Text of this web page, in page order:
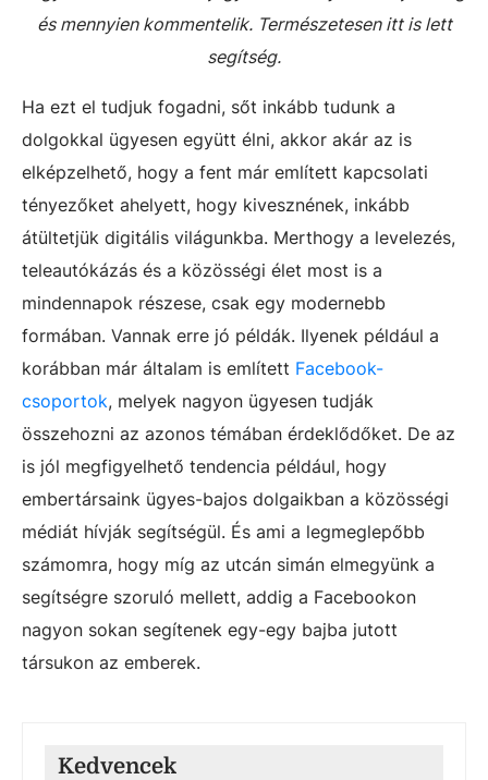
és mennyien kommentelik. Természetesen itt is lett
segítség.
Ha ezt el tudjuk fogadni, sőt inkább tudunk a
dolgokkal ügyesen együtt élni, akkor akár az is
elképzelhető, hogy a fent már említett kapcsolati
tényezőket ahelyett, hogy kivesznének, inkább
átültetjük digitális világunkba. Merthogy a levelezés,
teleautókázás és a közösségi élet most is a
mindennapok részese, csak egy modernebb
formában. Vannak erre jó példák. Ilyenek például a
korábban már általam is említett Facebook-
csoportok, melyek nagyon ügyesen tudják
összehozni az azonos témában érdeklődőket. De az
is jól megfigyelhető tendencia például, hogy
embertársaink ügyes-bajos dolgaikban a közösségi
médiát hívják segítségül. És ami a legmeglepőbb
számomra, hogy míg az utcán simán elmegyünk a
segítségre szoruló mellett, addig a Facebookon
nagyon sokan segítenek egy-egy bajba jutott
társukon az emberek.
Kedvencek